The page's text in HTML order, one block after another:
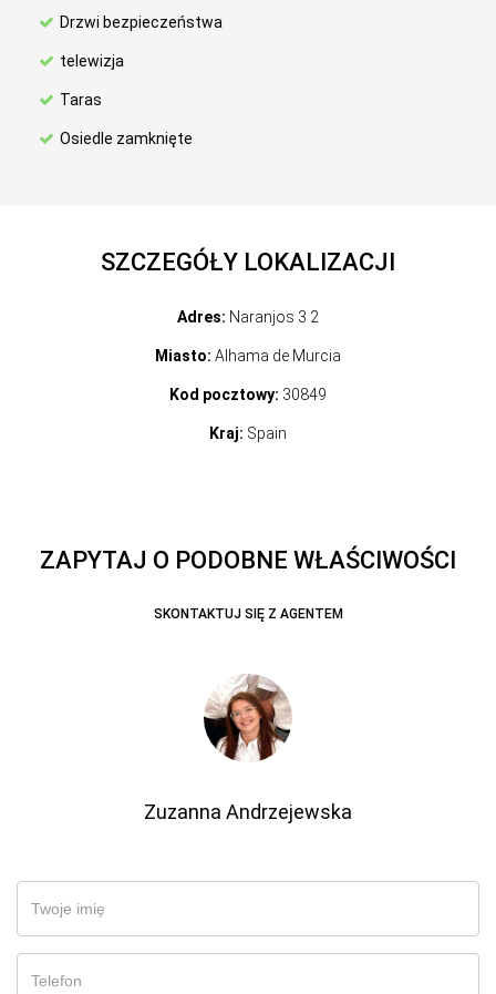
Drzwi bezpieczeństwa
telewizja
Taras
Osiedle zamknięte
SZCZEGÓŁY LOKALIZACJI
Adres: Naranjos 3 2
Miasto: Alhama de Murcia
Kod pocztowy: 30849
Kraj: Spain
ZAPYTAJ O PODOBNE WŁAŚCIWOŚCI
SKONTAKTUJ SIĘ Z AGENTEM
Zuzanna Andrzejewska